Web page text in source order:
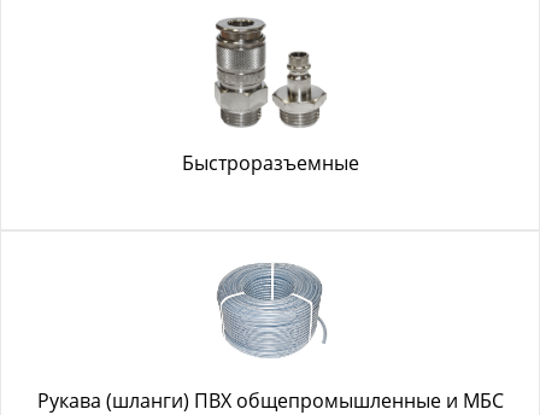
Быстроразъемные
Рукава (шланги) ПВХ общепромышленные и МБС